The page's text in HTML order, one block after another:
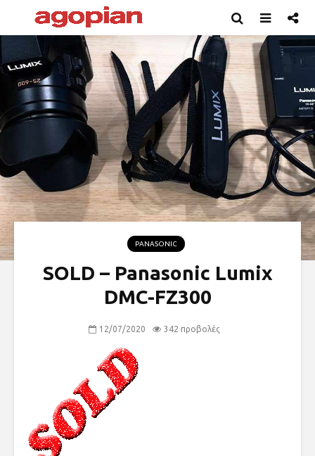
PANASONIC
SOLD – Panasonic Lumix
DMC-FZ300
12/07/2020 342 προβολές